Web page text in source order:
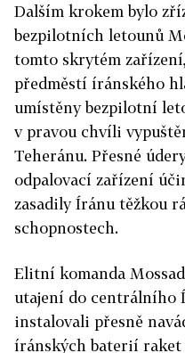
Dalším krokem bylo
bezpilotních letounů
tomto skrytém
předměstí íránského
umístěny bezpilotní
v pravou chvíli
Teheránu. Přesné
odpalovací zařízení
zasadily Íránu těžkou
schopnostech.
Elitní komanda
utajení do centrálního
instalovali přesně
íránských baterií raket